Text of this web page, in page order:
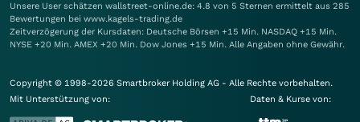
Unsere User schätzen wallstreet-online.de: 4.8 von 5 Sternen ermittelt aus 285
Bewertungen bei www.kagels-trading.de
Zeitverzögerung der Kursdaten: Deutsche Börsen +15 Min. NASDAQ +15 Min.
NYSE +20 Min. AMEX +20 Min. Dow Jones +15 Min. Alle Angaben ohne Gewähr.
Copyright © 1998-2026 Smartbroker Holding AG - Alle Rechte vorbehalten.
Mit Unterstützung von:
Daten & Kurse von: